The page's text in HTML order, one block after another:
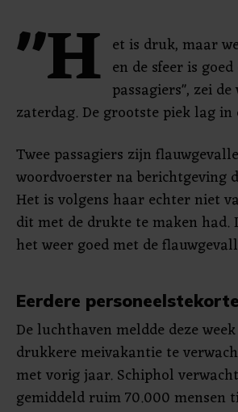
"H et is druk, maar
en de sfeer is
passagiers", zei
zaterdag. De grootste piek lag in
Twee passagiers zijn
woordvoerster na berichtgeving
Het is volgens haar echter niet
dit met de drukte te maken had.
het weer goed met de
Eerdere
De luchthaven meldde deze
drukkere meivakantie te
met vorig jaar. Schiphol
gemiddeld ruim 70.000 mensen